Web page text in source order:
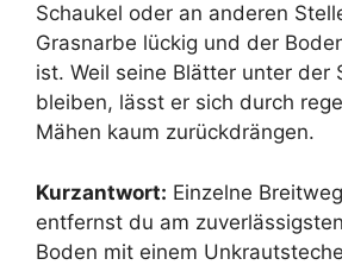
Schaukel oder an anderen
Grasnarbe lückig und der
ist. Weil seine Blätter unter der
bleiben, lässt er sich durch
Mähen kaum zurückdrängen.
Kurzantwort: Einzelne
entfernst du am
Boden mit einem